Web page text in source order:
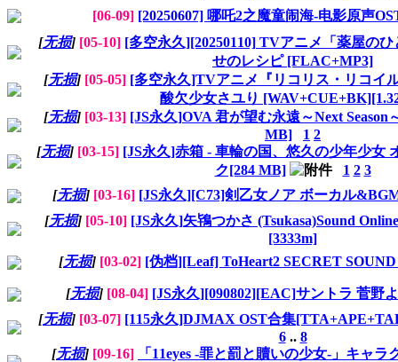
[06-09] [20250607] 哪吒2之魔童闹海-电影原声
[无损] [05-10] [多空永久][20250110] TVアニメ「薬屋のひ
せのレシピ [FLAC+MP3]
[无损] [05-05] [多空永久]TVアニメ『リコリス・リコイ
酸欠少女さユり
[无损] [03-13] [JS永久]OVA 君が望む永遠～Next Season
MB]
1 2
[无损] [03-15] [JS永久]赤箱 - 車輪の国、悠久の少年少女
ク[284 MB]
1 2 3
[无损] [03-16] [JS永久][C73]剣乙女ノア ボーカル
[无损] [05-10] [JS永久]矢鴇つかさ (Tsukasa)Sound
[3333m]
[无损] [03-02] [伪档][Leaf] ToHeart2 SECRET
[无损] [08-04] [JS永久][090802][EAC]サントラ 菅野
[无损] [03-07] [115永久]DJMAX OST合集
6.. 8
[无损] [09-16]
「11eyes -罪と罰と贖いの少女-」キャ